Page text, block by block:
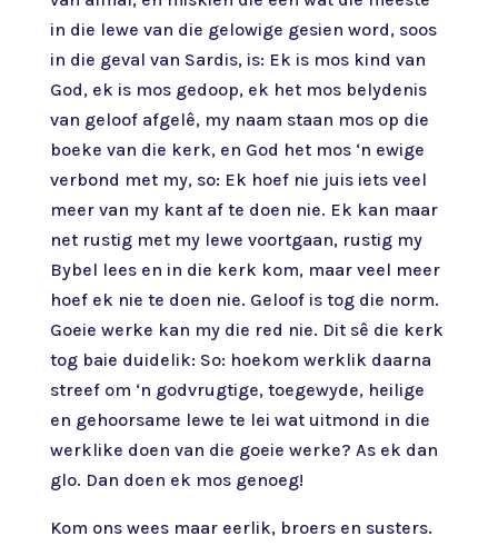
in die lewe van die gelowige gesien word, soos
in die geval van Sardis, is: Ek is mos kind van
God, ek is mos gedoop, ek het mos belydenis
van geloof afgelê, my naam staan mos op die
boeke van die kerk, en God het mos ‘n ewige
verbond met my, so: Ek hoef nie juis iets veel
meer van my kant af te doen nie. Ek kan maar
net rustig met my lewe voortgaan, rustig my
Bybel lees en in die kerk kom, maar veel meer
hoef ek nie te doen nie. Geloof is tog die norm.
Goeie werke kan my die red nie. Dit sê die kerk
tog baie duidelik: So: hoekom werklik daarna
streef om ‘n godvrugtige, toegewyde, heilige
en gehoorsame lewe te lei wat uitmond in die
werklike doen van die goeie werke? As ek dan
glo. Dan doen ek mos genoeg!
Kom ons wees maar eerlik, broers en susters.